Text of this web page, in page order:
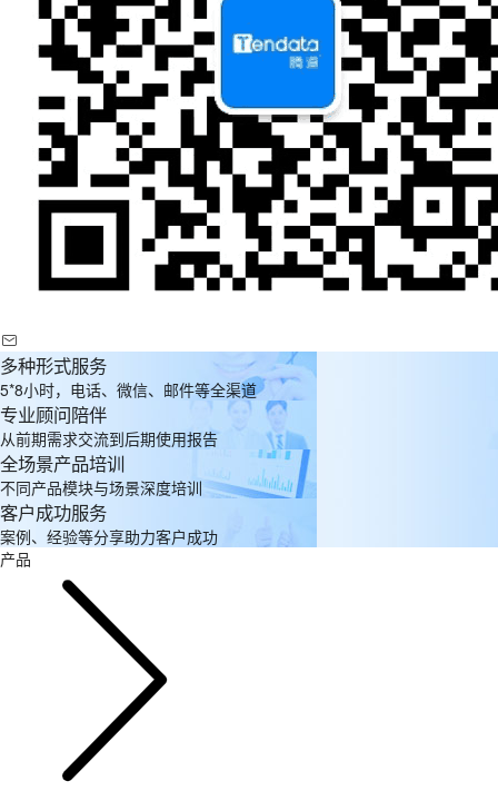
多种形式服务
5*8小时，电话、微信、邮件等全渠道
专业顾问陪伴
从前期需求交流到后期使用报告
全场景产品培训
不同产品模块与场景深度培训
客户成功服务
案例、经验等分享助力客户成功
产品